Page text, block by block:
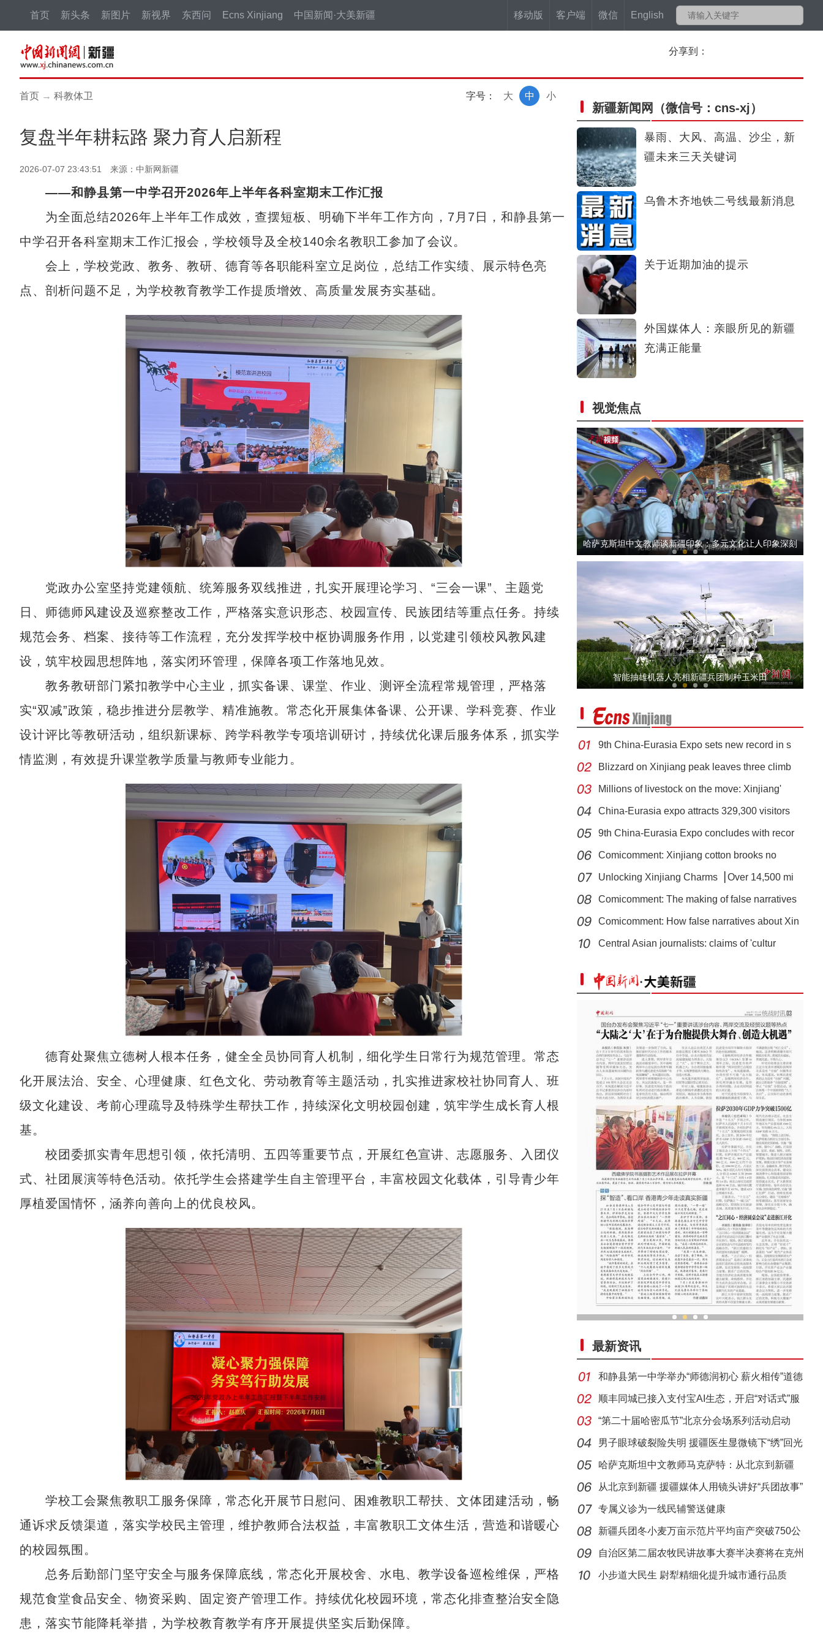
移动版 客户端 微信 English
首页 新头条 新图片 新视界 东西问 Ecns Xinjiang 中国新闻·大美新疆
分享到：
首页 → 科教体卫 字号： 小
中
大
复盘半年耕耘路 聚力育人启新程
2026-07-07 23:43:51 来源：中新网新疆
——和静县第一中学召开2026年上半年各科室期末工作汇报
为全面总结2026年上半年工作成效，查摆短板、明确下半年工作方向，7月7日，和静县第一
中学召开各科室期末工作汇报会，学校领导及全校140余名教职工参加了会议。
会上，学校党政、教务、教研、德育等各职能科室立足岗位，总结工作实绩、展示特色亮
点、剖析问题不足，为学校教育教学工作提质增效、高质量发展夯实基础。
党政办公室坚持党建领航、统筹服务双线推进，扎实开展理论学习、“三会一课”、主题党
日、师德师风建设及巡察整改工作，严格落实意识形态、校园宣传、民族团结等重点任务。持续
规范会务、档案、接待等工作流程，充分发挥学校中枢协调服务作用，以党建引领校风教风建
设，筑牢校园思想阵地，落实闭环管理，保障各项工作落地见效。
教务教研部门紧扣教学中心主业，抓实备课、课堂、作业、测评全流程常规管理，严格落
实“双减”政策，稳步推进分层教学、精准施教。常态化开展集体备课、公开课、学科竞赛、作业
设计评比等教研活动，组织新课标、跨学科教学专项培训研讨，持续优化课后服务体系，抓实学
情监测，有效提升课堂教学质量与教师专业能力。
德育处聚焦立德树人根本任务，健全全员协同育人机制，细化学生日常行为规范管理。常态
化开展法治、安全、心理健康、红色文化、劳动教育等主题活动，扎实推进家校社协同育人、班
级文化建设、考前心理疏导及特殊学生帮扶工作，持续深化文明校园创建，筑牢学生成长育人根
基。
校团委抓实青年思想引领，依托清明、五四等重要节点，开展红色宣讲、志愿服务、入团仪
式、社团展演等特色活动。依托学生会搭建学生自主管理平台，丰富校园文化载体，引导青少年
厚植爱国情怀，涵养向善向上的优良校风。
学校工会聚焦教职工服务保障，常态化开展节日慰问、困难教职工帮扶、文体团建活动，畅
通诉求反馈渠道，落实学校民主管理，维护教师合法权益，丰富教职工文体生活，营造和谐暖心
的校园氛围。
总务后勤部门坚守安全与服务保障底线，常态化开展校舍、水电、教学设备巡检维保，严格
规范食堂食品安全、物资采购、固定资产管理工作。持续优化校园环境，常态化排查整治安全隐
患，落实节能降耗举措，为学校教育教学有序开展提供坚实后勤保障。
新疆新闻网 （微信号：cns-xj）
暴雨、大风、高温、沙尘，新
疆未来三天关键词
乌鲁木齐地铁二号线最新消息
关于近期加油的提示
外国媒体人：亲眼所见的新疆
充满正能量
视觉焦点
新疆：6名高三毕业生勇救落水儿童
新疆军区某团组织炮兵分队实弹射击考核
哈萨克斯坦中文教师谈新疆印象：多元文化让人印象深刻
直击武警车载速射迫击炮实弹射击现场
新疆军区某团组织炮兵分队实弹射击考核
智能抽雄机器人亮相新疆兵团制种玉米田
9th China-Eurasia Expo sets new record in s
Blizzard on Xinjiang peak leaves three climb
Millions of livestock on the move: Xinjiang'
China-Eurasia expo attracts 329,300 visitors
9th China-Eurasia Expo concludes with recor
Comicomment: Xinjiang cotton brooks no
smear
Unlocking Xinjiang Charms▕ Over 14,500 mi
Comicomment: The making of false narratives
Comicomment: How false narratives about Xin
Central Asian journalists: claims of 'cultur
外国媒体人：真实的新疆充满正能量
最新资讯
和静县第一中学举办“师德润初心 薪火相传”道德
讲
顺丰同城已接入支付宝AI生态，开启“对话式”服
“第二十届哈密瓜节”北京分会场系列活动启动
男子眼球破裂险失明 援疆医生显微镜下“绣”回光
明
哈萨克斯坦中文教师马克萨特：从北京到新疆
感受真
从北京到新疆 援疆媒体人用镜头讲好“兵团故事”
专属义诊为一线民辅警送健康
新疆兵团冬小麦万亩示范片平均亩产突破750公
斤
自治区第二届农牧民讲故事大赛半决赛将在克州
阿克
小步道大民生 尉犁精细化提升城市通行品质